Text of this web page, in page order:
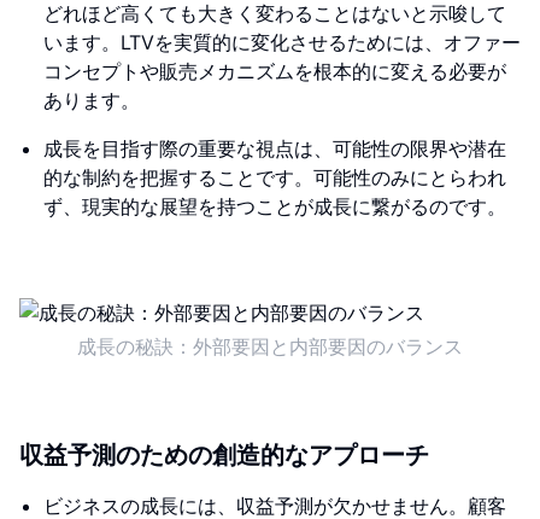
どれほど高くても大きく変わることはないと示唆して
います。LTVを実質的に変化させるためには、オファー
コンセプトや販売メカニズムを根本的に変える必要が
あります。
成長を目指す際の重要な視点は、可能性の限界や潜在
的な制約を把握することです。可能性のみにとらわれ
ず、現実的な展望を持つことが成長に繋がるのです。
成長の秘訣：外部要因と内部要因のバランス
収益予測のための創造的なアプローチ
ビジネスの成長には、収益予測が欠かせません。顧客